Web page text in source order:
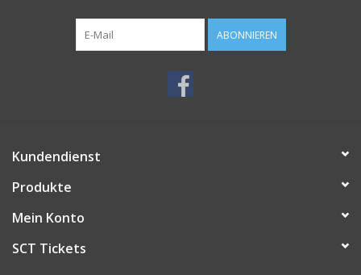
ABONNIEREN
Kundendienst
Produkte
Mein Konto
SCT Tickets